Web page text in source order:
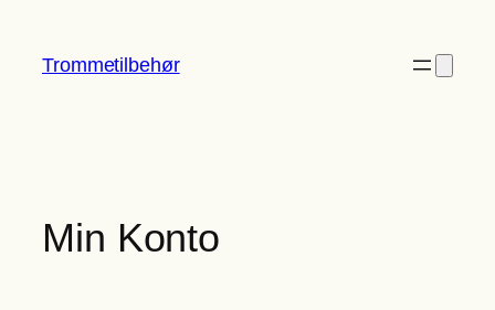
indhold
Trommetilbehør
Min Konto